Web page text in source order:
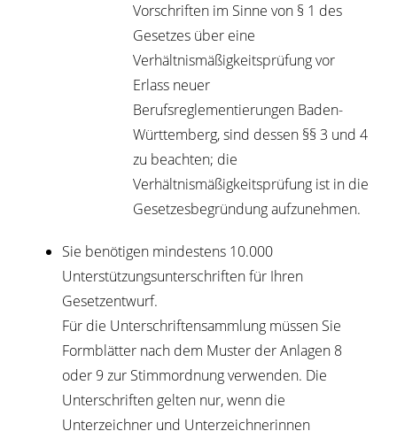
Vorschriften im Sinne von § 1 des
Gesetzes über eine
Verhältnismäßigkeitsprüfung vor
Erlass neuer
Berufsreglementierungen Baden-
Württemberg, sind dessen §§ 3 und 4
zu beachten; die
Verhältnismäßigkeitsprüfung ist in die
Gesetzesbegründung aufzunehmen.
Sie benötigen mindestens 10.000
Unterstützungsunterschriften für Ihren
Gesetzentwurf.
Für die Unterschriftensammlung müssen Sie
Formblätter nach dem Muster der Anlagen 8
oder 9 zur Stimmordnung verwenden. Die
Unterschriften gelten nur, wenn die
Unterzeichner und Unterzeichnerinnen